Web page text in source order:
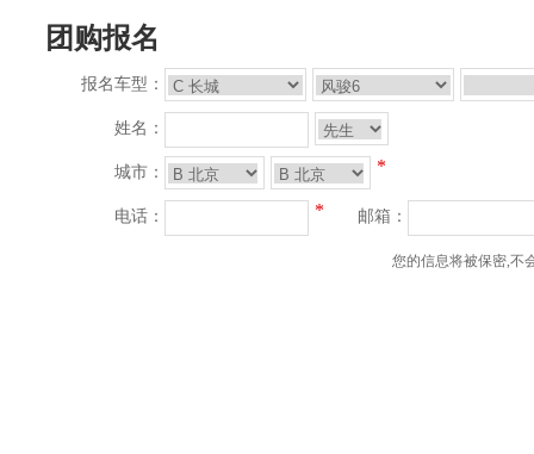
团购报名
报名车型：
姓名：
城市： *
电话： * 邮箱：
您的信息将被保密,不